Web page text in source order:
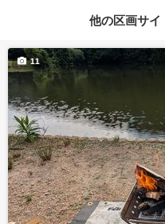
他の区画サイ
11